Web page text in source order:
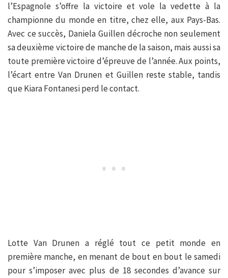
l’Espagnole s’offre la victoire et vole la vedette à la
championne du monde en titre, chez elle, aux Pays-Bas.
Avec ce succès, Daniela Guillen décroche non seulement
sa deuxième victoire de manche de la saison, mais aussi sa
toute première victoire d’épreuve de l’année. Aux points,
l’écart entre Van Drunen et Guillen reste stable, tandis
que Kiara Fontanesi perd le contact.
Lotte Van Drunen a réglé tout ce petit monde en
première manche, en menant de bout en bout le samedi
pour s’imposer avec plus de 18 secondes d’avance sur